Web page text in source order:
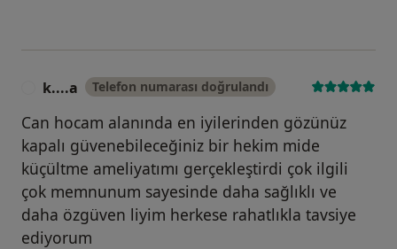
k....a Telefon numarası doğrulandı
Can hocam alanında en iyilerinden gözünüz
kapalı güvenebileceğiniz bir hekim mide
küçültme ameliyatımı gerçekleştirdi çok ilgili
çok memnunum sayesinde daha sağlıklı ve
daha özgüven liyim herkese rahatlıkla tavsiye
ediyorum